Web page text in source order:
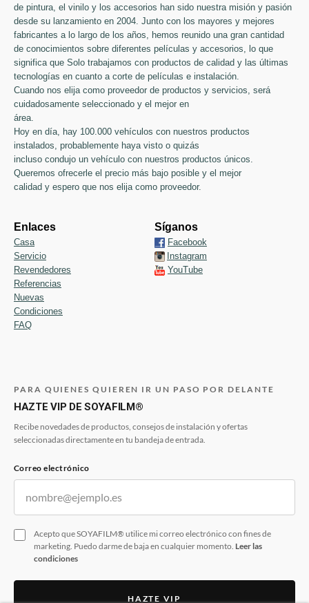
de pintura, el vinilo y los accesorios han sido nuestra misión y pasión
desde su lanzamiento en 2004. Junto con los mayores y mejores
fabricantes a lo largo de los años, hemos reunido una gran cantidad
de conocimientos sobre diferentes películas y accesorios, lo que
significa que Solo trabajamos con productos de calidad y las últimas
tecnologías en cuanto a corte de películas e instalación.
Cuando nos elija como proveedor de productos y servicios, será
cuidadosamente seleccionado y el mejor en
área.
Hoy en día, hay 100.000 vehículos con nuestros productos
instalados, probablemente haya visto o quizás
incluso condujo un vehículo con nuestros productos únicos.
Queremos ofrecerle el precio más bajo posible y el mejor
calidad y espero que nos elija como proveedor.
Enlaces
Casa
Servicio
Revendedores
Referencias
Nuevas
Condiciones
FAQ
Síganos
Facebook
Instagram
YouTube
PARA QUIENES QUIEREN IR UN PASO POR DELANTE
HAZTE VIP DE SOYAFILM®
Recibe novedades de productos, consejos de instalación y ofertas
seleccionadas directamente en tu bandeja de entrada.
Correo electrónico
Acepto que SOYAFILM® utilice mi correo electrónico con fines de
marketing. Puedo darme de baja en cualquier momento. Leer las
condiciones
HAZTE VIP